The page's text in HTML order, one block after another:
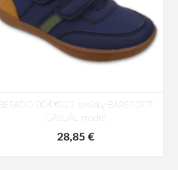
BEFADO 004X021 tenisky BAREFOOT
CASUAL modré
28,85 €